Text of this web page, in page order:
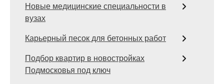
Новые медицинские специальности в
вузах
Карьерный песок для бетонных работ
Подбор квартир в новостройках
Подмосковья под ключ